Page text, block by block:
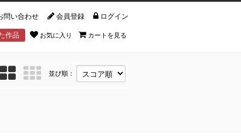
問い合わせ 会員登録 ログイン
作品 お気に入り カートを見る
並び順：